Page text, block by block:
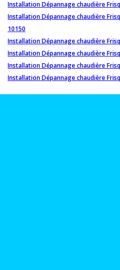
Installation Dépannage chaudière
Installation Dépannage chaudière
10150
Installation Dépannage chaudière
Installation Dépannage chaudière
Installation Dépannage chaudière
Installation Dépannage chaudière